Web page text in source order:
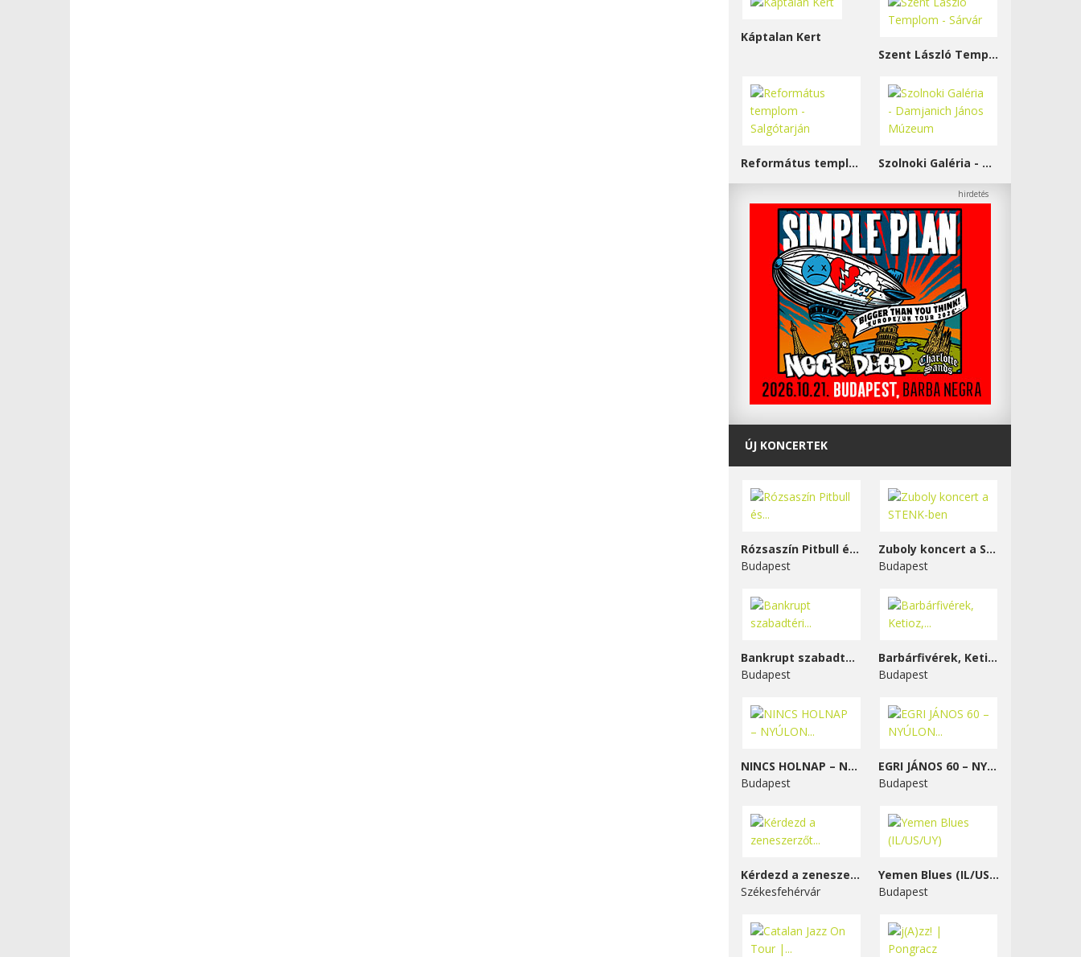
Káptalan Kert
Szent László Templom - Sárvár
Református templom - Salgótarján Szolnoki Galéria - Damjanich János Múzeum
ÚJ KONCERTEK
Rózsaszín Pitbull és...
Budapest
Zuboly koncert a STENK-ben
Budapest
Bankrupt szabadtéri...
Budapest
Barbárfivérek, Ketioz,...
Budapest
NINCS HOLNAP – NYÚLON...
Budapest
EGRI JÁNOS 60 – NYÚLON...
Budapest
Kérdezd a zeneszerzőt...
Székesfehérvár
Yemen Blues (IL/US/UY)
Budapest